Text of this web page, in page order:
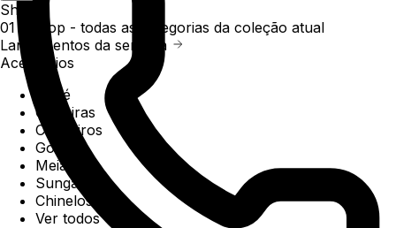
Shop
01 /
Shop - todas as categorias da coleção atual
Lançamentos da semana
Acessórios
Boné
Carteiras
Chaveiros
Gorros
Meias
Sunga
Chinelos
Ver todos